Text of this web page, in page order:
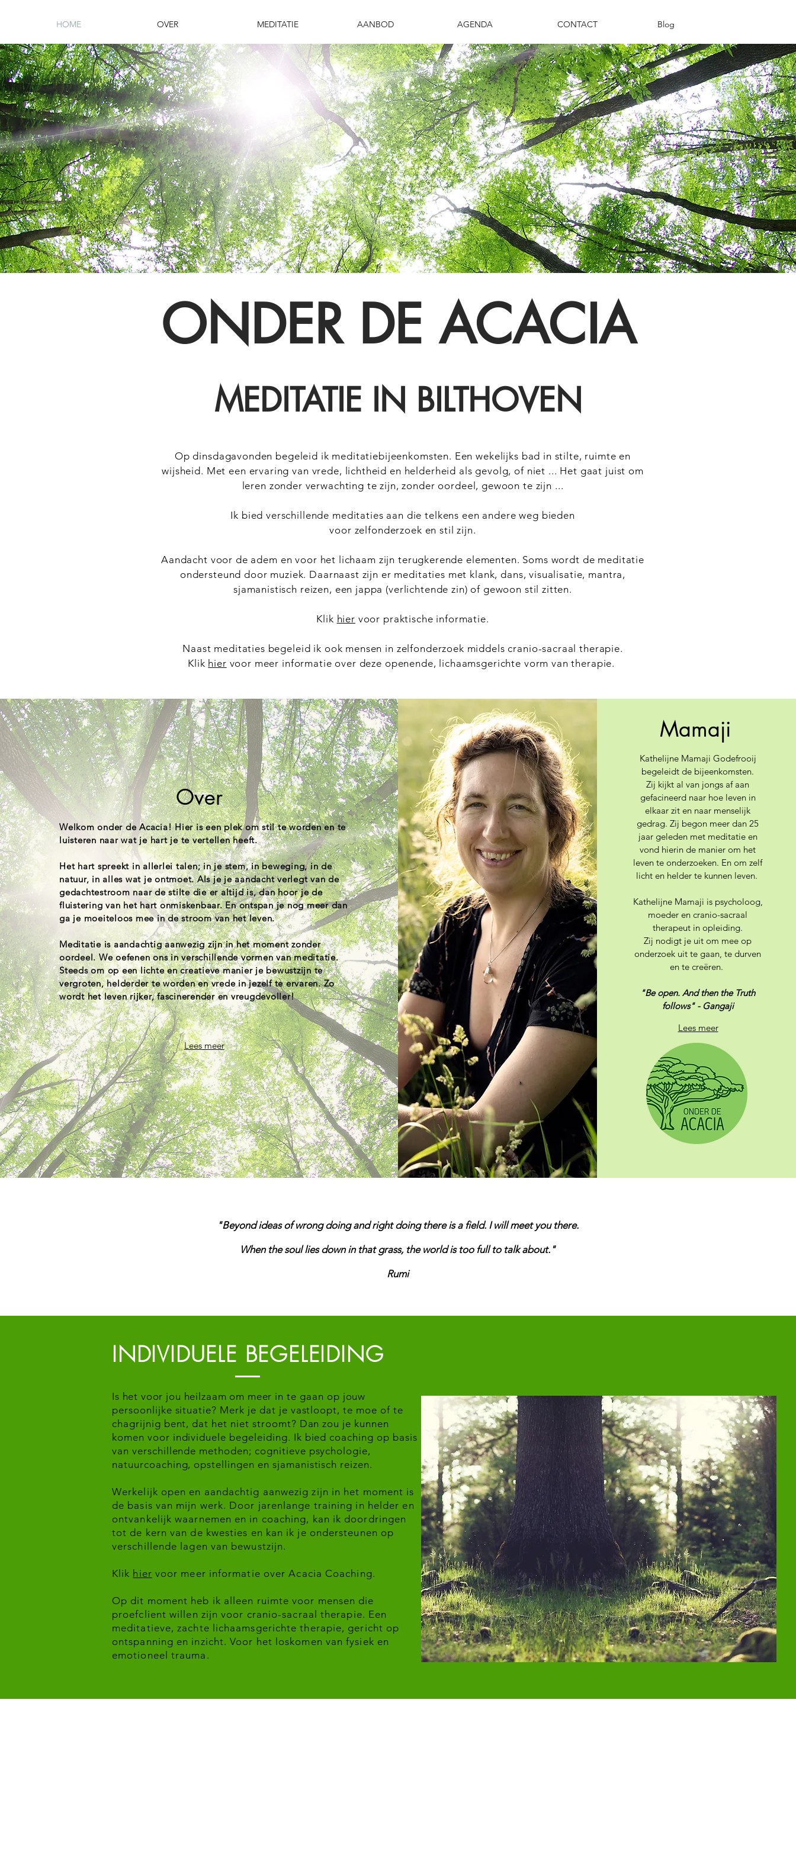
HOME OVER MEDITATIE AANBOD AGENDA CONTACT Blog
ONDER DE ACACIA
MEDITATIE IN BILTHOVEN
Op dinsdagavonden begeleid ik meditatiebijeenkomsten. Een wekelijks bad in stilte, ruimte en
wijsheid. Met een ervaring van vrede, lichtheid en helderheid als gevolg, of niet ... Het gaat juist om
leren zonder verwachting te zijn, zonder oordeel, gewoon te zijn ...
Ik bied verschillende meditaties aan die telkens een andere weg bieden
voor zelfonderzoek en stil zijn.
Aandacht voor de adem en voor het lichaam zijn terugkerende elementen. Soms wordt de meditatie
ondersteund door muziek. Daarnaast zijn er meditaties met klank, dans, visualisatie, mantra,
sjamanistisch reizen, een jappa (verlichtende zin) of gewoon stil zitten.
Klik hier voor praktische informatie.
Naast meditaties begeleid ik ook mensen in zelfonderzoek middels cranio-sacraal therapie.
Klik hier voor meer informatie over deze openende, lichaamsgerichte vorm van therapie.
Over
Welkom onder de Acacia! Hier is een plek om stil te worden en te
luisteren naar wat je hart je te vertellen heeft.
Het hart spreekt in allerlei talen; in je stem, in beweging, in de
natuur, in alles wat je ontmoet. Als je je aandacht verlegt van de
gedachtestroom naar de stilte die er altijd is, dan hoor je de
fluistering van het hart onmiskenbaar. En ontspan je nog meer dan
ga je moeiteloos mee in de stroom van het leven.
Meditatie is aandachtig aanwezig zijn in het moment zonder
oordeel. We oefenen ons in verschillende vormen van meditatie.
Steeds om op een lichte en creatieve manier je bewustzijn te
vergroten, helderder te worden en vrede in jezelf te ervaren. Zo
wordt het leven rijker, fascinerender en vreugdevoller!​
Lees meer
Mamaji
Kathelijne Mamaji Godefrooij
begeleidt de bijeenkomsten.
Zij kijkt al van jongs af aan
gefacineerd naar hoe leven in
elkaar zit en naar menselijk
gedrag. Zij begon meer dan 25
jaar geleden met meditatie en
vond hierin de manier om het
leven te onderzoeken. En om zelf
licht en helder te kunnen leven.
Kathelijne Mamaji is psycholoog,
moeder en cranio-sacraal
therapeut in opleiding.
Zij nodigt je uit om mee op
onderzoek uit te gaan, te durven
en te creëren.
"Be open. And then the Truth
follows" - Gangaji
Lees meer
"Beyond ideas of wrong doing and right doing there is a field. I will meet you there.
When the soul lies down in that grass, the world is too full to talk about."
Rumi
INDIVIDUELE BEGELEIDING
Is het voor jou heilzaam om meer in te gaan op jouw
persoonlijke situatie? Merk je dat je vastloopt, te moe of te
chagrijnig bent, dat het niet stroomt? Dan zou je kunnen
komen voor individuele begeleiding. Ik bied coaching op basis
van verschillende methoden; cognitieve psychologie,
natuurcoaching, opstellingen en sjamanistisch reizen.
Werkelijk open en aandachtig aanwezig zijn in het moment is
de basis van mijn werk. Door jarenlange training in helder en
ontvankelijk waarnemen en in coaching, kan ik doordringen
tot de kern van de kwesties en kan ik je ondersteunen op
verschillende lagen van bewustzijn.
Klik hier voor meer informatie over Acacia Coaching.
Op dit moment heb ik alleen ruimte voor mensen die
proefclient willen zijn voor cranio-sacraal therapie. Een
meditatieve, zachte lichaamsgerichte therapie, gericht op
ontspanning en inzicht. Voor het loskomen van fysiek en
emotioneel trauma.